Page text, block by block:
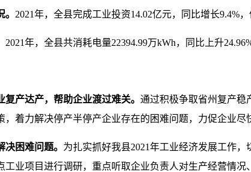
2021年，全县完成工业投资14.02亿元，同比增长9.4%
2021年，全县共消耗电量22394.99万kWh，同比上升
复产达产，帮助企业渡过难关。 通过积极争取省州复产稳
着力解决停产半停产企业存在的困难问题，力促企业尽
困难问题。 为扎实抓好我县2021年工业经济发展工作
工业项目进行调研，重点听取企业负责人对生产经营情